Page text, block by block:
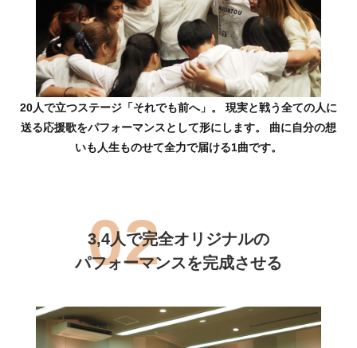
20人で立つステージ「それでも前へ」。 現実と戦う全ての人に
送る応援歌をパフォーマンスとして形にします。 曲に自分の想
いも人生ものせて全力で届ける1曲です。
3,4人で完全オリジナルの
パフォーマンスを完成させる